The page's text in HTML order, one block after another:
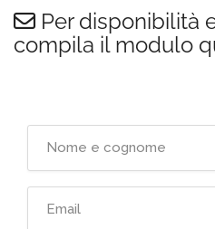
Per disponibilità
compila il modulo